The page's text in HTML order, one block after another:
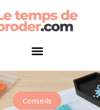
Conseils